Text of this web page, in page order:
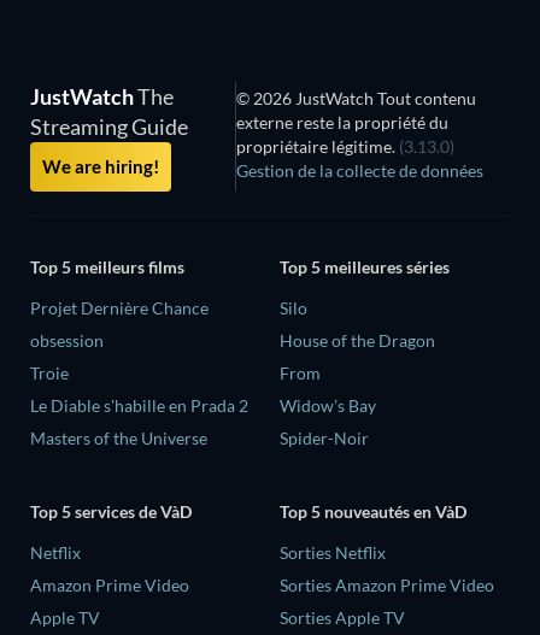
JustWatchThe
Streaming Guide
We are hiring!
© 2026 JustWatch Tout contenu
externe reste la propriété du
propriétaire légitime. (3.13.0)
Gestion de la collecte de données
Top 5 meilleurs films
Projet Dernière Chance
obsession
Troie
Le Diable s'habille en Prada 2
Masters of the Universe
Top 5 meilleures séries
Silo
House of the Dragon
From
Widow’s Bay
Spider-Noir
Top 5 services de VàD
Netflix
Amazon Prime Video
Apple TV
Top 5 nouveautés en VàD
Sorties Netflix
Sorties Amazon Prime Video
Sorties Apple TV